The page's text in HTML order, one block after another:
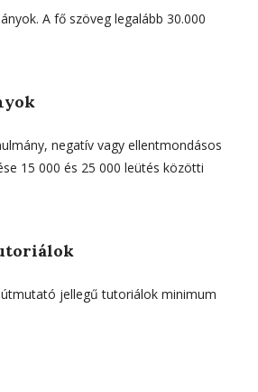
A fő szöveg legalább 30.000
negatív vagy ellentmondásos
15 000 és 25 000 leütés közötti
jellegű tutoriálok minimum